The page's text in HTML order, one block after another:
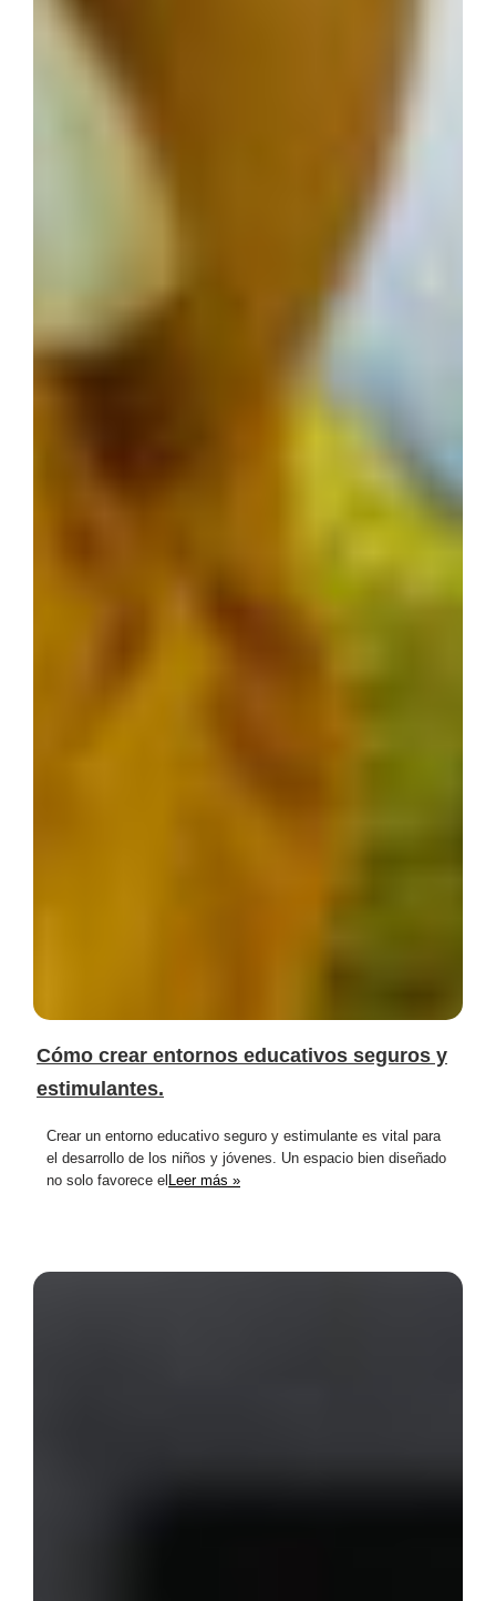
Cómo crear entornos educativos seguros y
estimulantes.
Crear un entorno educativo seguro y estimulante es vital para
el desarrollo de los niños y jóvenes. Un espacio bien diseñado
no solo favorece el
Leer más »